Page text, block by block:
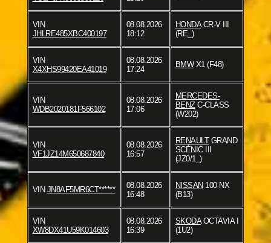
VIN
JHLRE485XBC400197
08.08.2026
18:12
HONDACR-V III
(RE_)
VIN
X4XHS99420EA41019
08.08.2026
17:24
BMWX1 (F48)
VIN
WDB2020181F566102
08.08.2026
17:06
MERCEDES-
BENZC-CLASS
(W202)
VIN
VF1JZ14M650687840
08.08.2026
16:57
RENAULTGRAND
SCÉNIC III
(JZ0/1_)
VIN JN8AF5MR6CT******
08.08.2026
16:48
NISSAN 100 NX
(B13)
VIN
XW8DX41U59K014603
08.08.2026
16:39
SKODAOCTAVIA I
(1U2)